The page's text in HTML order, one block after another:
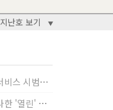
지난호 보기 ▼
서울대 컨소시엄, '자율주행 모빌리티 서비스 시범사업' 수행
화학부 박승범 교수 연구팀, 생합성 모사한 '열린' 비타민 B3 합성법 개발